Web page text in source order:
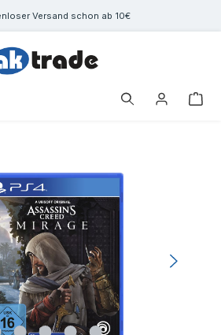
Versand schon ab 10€